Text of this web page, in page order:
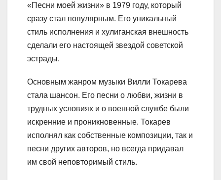
«Песни моей жизни» в 1979 году, который
сразу стал популярным. Его уникальный
стиль исполнения и хулиганская внешность
сделали его настоящей звездой советской
эстрады.
Основным жанром музыки Вилли Токарева
стала шансон. Его песни о любви, жизни в
трудных условиях и о военной службе были
искренние и проникновенные. Токарев
исполнял как собственные композиции, так и
песни других авторов, но всегда придавал
им свой неповторимый стиль.